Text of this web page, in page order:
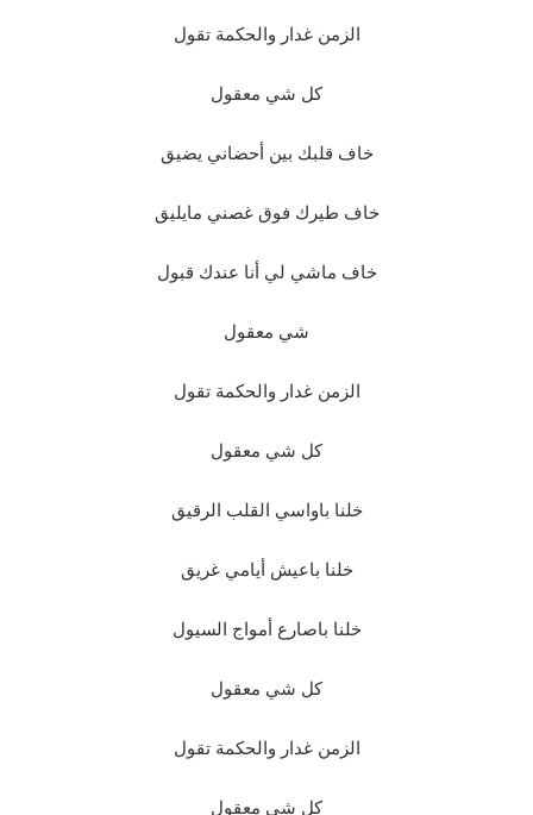
الزمن غدار والحكمة تقول
كل شي معقول
خاف قلبك بين أحضاني يضيق
خاف طيرك فوق غصني مايليق
خاف ماشي لي أنا عندك قبول
شي معقول
الزمن غدار والحكمة تقول
كل شي معقول
خلنا باواسي القلب الرقيق
خلنا باعيش أيامي غريق
خلنا باصارع أمواج السيول
كل شي معقول
الزمن غدار والحكمة تقول
كل شي معقول